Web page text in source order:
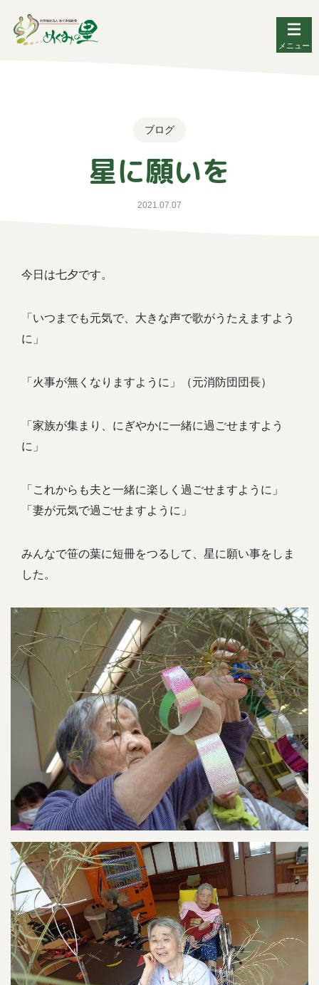
メニュー
ブログ
星に願いを
2021.07.07
今日は七夕です。
「いつまでも元気で、大きな声で歌がうたえますよう
に」
「火事が無くなりますように」（元消防団団長）
「家族が集まり、にぎやかに一緒に過ごせますよう
に」
「これからも夫と一緒に楽しく過ごせますように」
「妻が元気で過ごせますように」
みんなで笹の葉に短冊をつるして、星に願い事をしま
した。